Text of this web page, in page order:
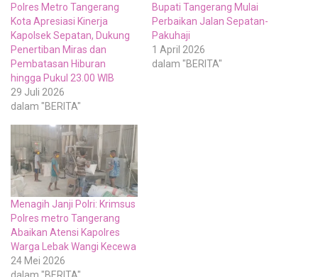
Polres Metro Tangerang
Kota Apresiasi Kinerja
Kapolsek Sepatan, Dukung
Penertiban Miras dan
Pembatasan Hiburan
hingga Pukul 23.00 WIB
29 Juli 2026
dalam "BERITA"
Bupati Tangerang Mulai
Perbaikan Jalan Sepatan-
Pakuhaji
1 April 2026
dalam "BERITA"
Menagih Janji Polri: Krimsus
Polres metro Tangerang
Abaikan Atensi Kapolres
Warga Lebak Wangi Kecewa
24 Mei 2026